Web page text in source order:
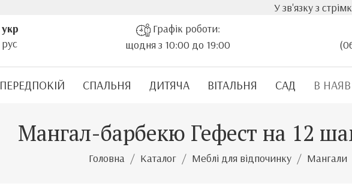
У зв'язку з стрімким зростанням
укр
рус
Графік роботи:
щодня з 10:00 до 19:00
ПЕРЕДПОКІЙ СПАЛЬНЯ ДИТЯЧА ВІТАЛЬНЯ САД В
Мангал-барбекю Гефест на 12
Головна Каталог Меблі для відпочинку Мангали